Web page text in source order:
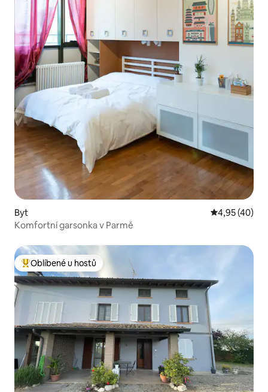
Byt Průměrné
4,95 (40)
Komfortní garsonka v Parmě
Nejlepší v kategorii Oblíbené u hostů
Oblíbené u hostů